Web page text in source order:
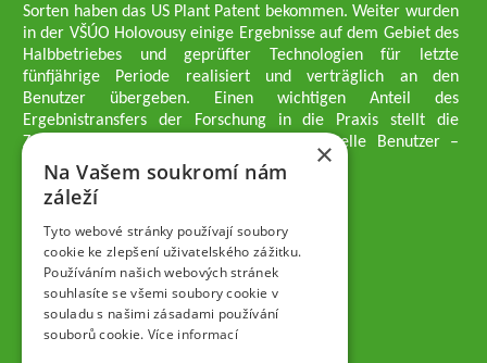
Sorten haben das US Plant Patent bekommen. Weiter wurden
in der VŠÚO Holovousy einige Ergebnisse auf dem Gebiet des
Halbbetriebes und geprüfter Technologien für letzte
fünfjährige Periode realisiert und verträglich an den
Benutzer übergeben. Einen wichtigen Anteil des
Ergebnistransfers der Forschung in die Praxis stellt die
Züchtungsmethodik dar, die an professionelle Benutzer –
professionelle Obstzüchter übergeben wird.
Geschäftsführer der Gesellschaft
Dipl.-Ing. Tomáš Zmeškal
Dipl.-Ing. Jaroslav Vácha
Gesellschafter
Dipl.-Ing. Jan Blažek, CS c.
Dipl.-Ing. Josef Kosina, CS c.
Dipl.-Ing. Václav Ludvík
×
Na Vašem soukromí nám
záleží
Tyto webové stránky používají soubory
cookie ke zlepšení uživatelského zážitku.
Používáním našich webových stránek
souhlasíte se všemi soubory cookie v
souladu s našimi zásadami používání
souborů cookie. Více informací